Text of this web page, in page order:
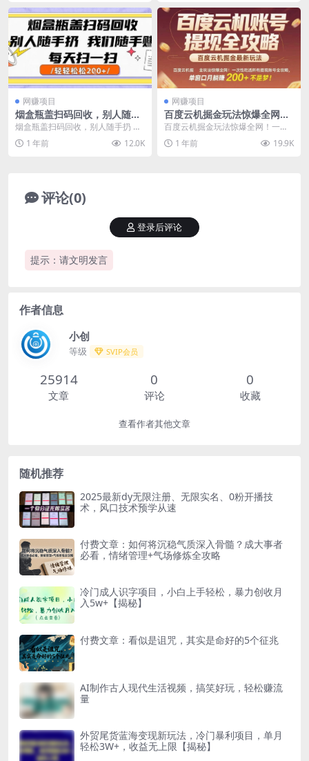
网赚项目
烟盒瓶盖扫码回收，别人随手
扔 我们随手挣，闷声发大财，
【揭秘】
烟盒瓶盖扫码回收，别人随手扔 我
们随手挣，闷声发大财，每天扫一
扫，轻轻松松2张【...
1 年前 12.0K
网赚项目
百度云机掘金玩法惊爆全网！
一次性吃透所有提现账号全攻
秘】
百度云机掘金玩法惊爆全网！一次
性吃透所有提现账号全攻略，单窗
口月躺入200+【揭...
1 年前 19.9K
评论(0)
提示：请文明发言
登录后评论
作者信息
小创
等级 SVIP会员
25914
文章
0
评论
0
收藏
查看作者其他文章
随机推荐
2025最新dy无限注册、无限实名、0粉开播技
术，风口技术预学从速
付费文章：如何将沉稳气质深入骨髓？成大事者
必看，情绪管理+气场修炼全攻略
冷门成人识字项目，小白上手轻松，暴力创收月
入5w+【揭秘】
付费文章：看似是诅咒，其实是命好的5个征兆
AI制作古人现代生活视频，搞笑好玩，轻松赚流
量
外贸尾货蓝海变现新玩法，冷门暴利项目，单月
轻松3W+，收益无上限【揭秘】